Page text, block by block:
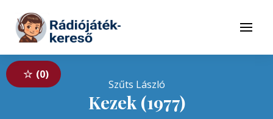
Tovább a tartalomhoz
Menü
0
Szűts László
Kezek (1977)